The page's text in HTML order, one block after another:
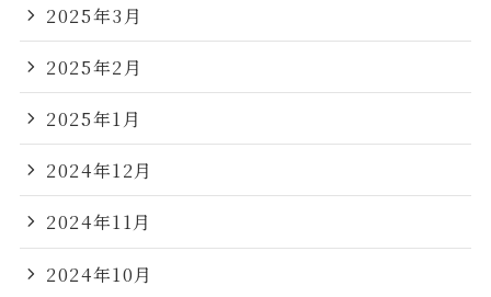
2025年3月
2025年2月
2025年1月
2024年12月
2024年11月
2024年10月